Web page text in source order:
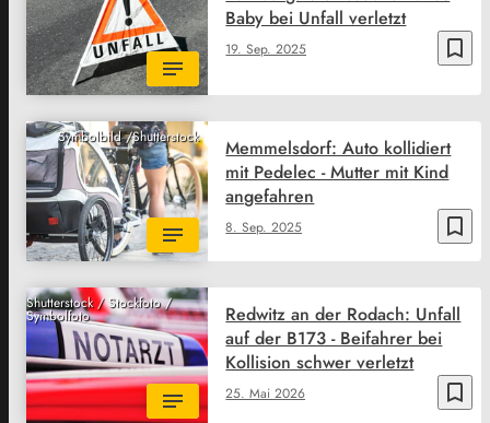
bookmark_border
19. Sep. 2025
Baby bei Unfall verletzt
Symbolbild /Shutterstock
bookmark_border
8. Sep. 2025
Memmelsdorf: Auto kollidiert
mit Pedelec - Mutter mit Kind
angefahren
Shutterstock / Stockfoto /
Symbolfoto
bookmark_border
25. Mai 2026
Redwitz an der Rodach: Unfall
auf der B173 - Beifahrer bei
Kollision schwer verletzt